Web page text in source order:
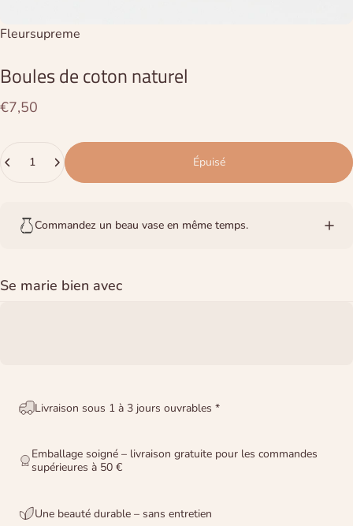
Distributeur:
Fleursupreme
Boulesdecotonnaturel
€7,50
Épuisé
Commandez un beau vase en même temps.
Se marie bien avec
Livraison sous 1 à 3 jours ouvrables *
Emballage soigné – livraison gratuite pour les commandes
supérieures à 50 €
Une beauté durable – sans entretien